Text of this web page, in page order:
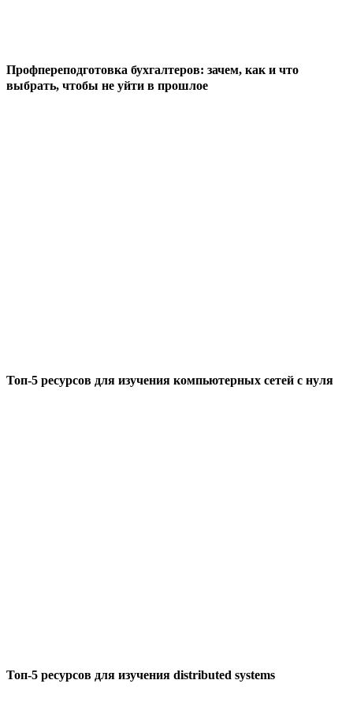
Профпереподготовка бухгалтеров: зачем, как и что
выбрать, чтобы не уйти в прошлое
Топ-5 ресурсов для изучения компьютерных сетей с нуля
Топ-5 ресурсов для изучения distributed systems